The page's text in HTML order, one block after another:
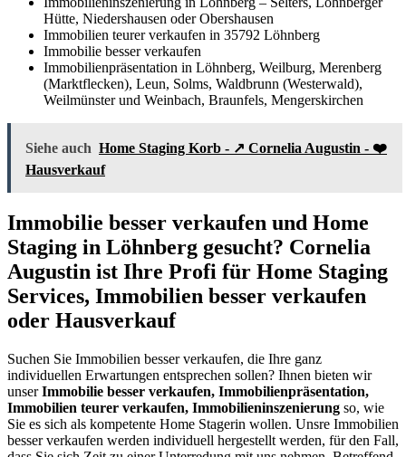
Hütte, Niedershausen oder Obershausen
Immobilien teurer verkaufen in 35792 Löhnberg
Immobilie besser verkaufen
Immobilienpräsentation in Löhnberg, Weilburg, Merenberg
(Marktflecken), Leun, Solms, Waldbrunn (Westerwald),
Weilmünster und Weinbach, Braunfels, Mengerskirchen
Siehe auch Home Staging Korb - ↗️ Cornelia Augustin - ❤️
Hausverkauf
Immobilie besser verkaufen und Home
Staging in Löhnberg gesucht? Cornelia
Augustin ist Ihre Profi für Home Staging
Services, Immobilien besser verkaufen
oder Hausverkauf
Suchen Sie Immobilien besser verkaufen, die Ihre ganz
individuellen Erwartungen entsprechen sollen? Ihnen bieten wir
unserImmobilie besser verkaufen, Immobilienpräsentation,
Immobilien teurer verkaufen, Immobilieninszenierung so, wie
Sie es sich als kompetente Home Stagerin wollen. Unsre Immobilien
besser verkaufen werden individuell hergestellt werden, für den Fall,